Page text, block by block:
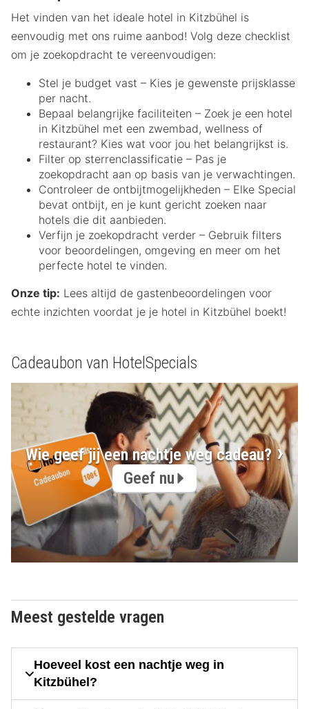
Het vinden van het ideale hotel in Kitzbühel is
eenvoudig met ons ruime aanbod! Volg deze checklist
om je zoekopdracht te vereenvoudigen:
Stel je budget vast – Kies je gewenste prijsklasse
per nacht.
Bepaal belangrijke faciliteiten – Zoek je een hotel
in Kitzbühel met een zwembad, wellness of
restaurant? Kies wat voor jou het belangrijkst is.
Filter op sterrenclassificatie – Pas je
zoekopdracht aan op basis van je verwachtingen.
Controleer de ontbijtmogelijkheden – Elke Special
bevat ontbijt, en je kunt gericht zoeken naar
hotels die dit aanbieden.
Verfijn je zoekopdracht verder – Gebruik filters
voor beoordelingen, omgeving en meer om het
perfecte hotel te vinden.
Onze tip: Lees altijd de gastenbeoordelingen voor
echte inzichten voordat je je hotel in Kitzbühel boekt!
Cadeaubon van HotelSpecials
Wie geef jij een nachtje weg cadeau?
Geef nu
Meest gestelde vragen
Hoeveel kost een nachtje weg in
Kitzbühel?